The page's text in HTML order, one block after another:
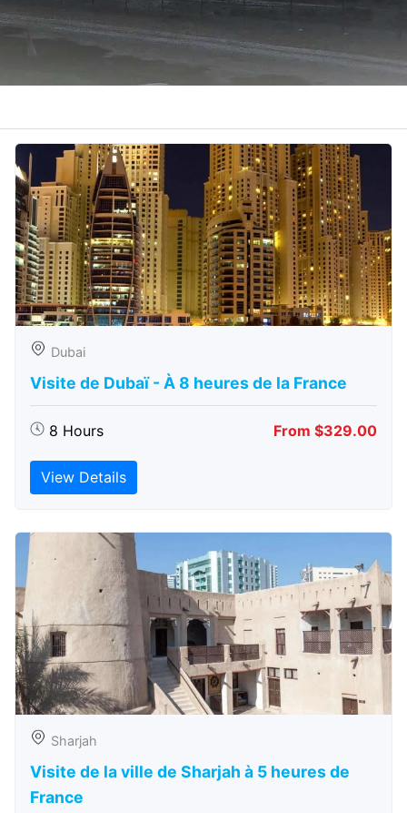
Dubai
Visite de Dubaï - À 8 heures de la France
8 Hours From $329.00
View Details
Sharjah
Visite de la ville de Sharjah à 5 heures de
France